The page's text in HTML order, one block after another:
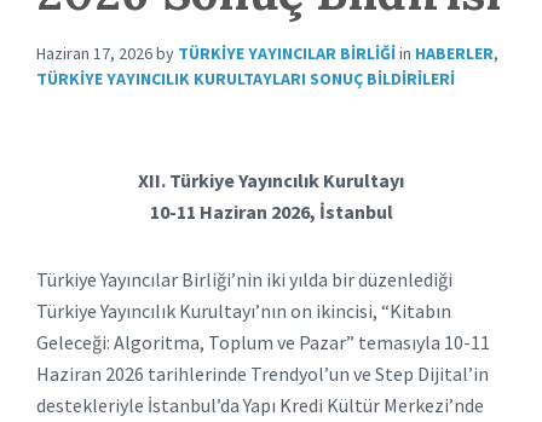
Haziran 17, 2026by TÜRKIYE YAYINCILAR BIRLIĞIin HABERLER,
TÜRKIYE YAYINCILIK KURULTAYLARI SONUÇ BILDIRILERI
XII. Türkiye Yayıncılık Kurultayı
10-11 Haziran 2026, İstanbul
Türkiye Yayıncılar Birliği’nin iki yılda bir düzenlediği
Türkiye Yayıncılık Kurultayı’nın on ikincisi, “Kitabın
Geleceği: Algoritma, Toplum ve Pazar” temasıyla 10-11
Haziran 2026 tarihlerinde Trendyol’un ve Step Dijital’in
destekleriyle İstanbul’da Yapı Kredi Kültür Merkezi’nde